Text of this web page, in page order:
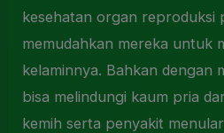
kesehatan organ reproduksi
memudahkan mereka untuk
kelaminnya. Bahkan dengan
bisa melindungi kaum pria
kemih serta penyakit